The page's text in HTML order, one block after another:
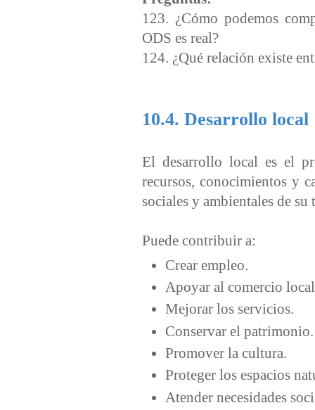
123. ¿Cómo podemos
ODS es real?
124. ¿Qué relación existe
10.4. Desarrollo local
El desarrollo local es el
recursos, conocimientos y
sociales y ambientales de
Puede contribuir a:
Crear empleo.
Apoyar al comercio
Mejorar los servicios.
Conservar el
Promover la cultura.
Proteger los espacios
Atender necesidades